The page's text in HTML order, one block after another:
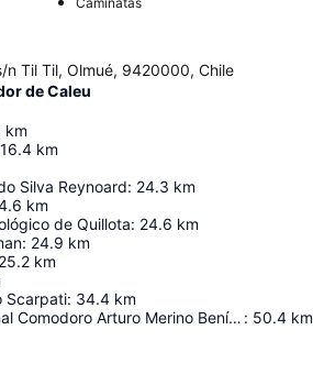
n Til Til, Olmué, 9420000, Chile
de Caleu
km
16.4 km
Silva Reynoard: 24.3 km
km
de Quillota: 24.6 km
: 24.9 km
25.2 km
Scarpati: 34.4 km
Aeropuerto Internacional Comodoro Arturo Merino Benítez : 50.4 km